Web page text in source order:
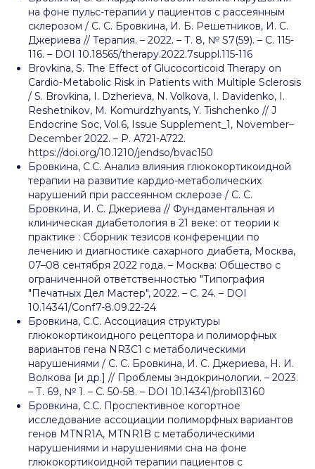
на фоне пульс-терапии у пациентов с рассеянным
склерозом / С. С. Бровкина, И. Б. Решетников, И. С.
Джериева // Терапия. – 2022. – Т. 8, № S7(59). – С. 115-
116. – DOI 10.18565/therapy.2022.7suppl.115-116
Brovkina, S. The Effect of Glucocorticoid Therapy on
Cardio-Metabolic Risk in Patients with Multiple Sclerosis
/ S. Brovkina, I. Dzherieva, N. Volkova, I. Davidenko, I.
Reshetnikov, M. Komurdzhyants, Y. Tishchenko // J
Endocrine Soc, Vol.6, Issue Supplement_1, November–
December 2022. – P. A721-A722.
https://doi.org/10.1210/jendso/bvac150
Бровкина, С.С. Анализ влияния глюкокортикоидной
терапии на развитие кардио-метаболических
нарушений при рассеянном склерозе / С. С.
Бровкина, И. С. Джериева // Фундаментальная и
клиническая диабетология в 21 веке: от теории к
практике : Сборник тезисов конференции по
лечению и диагностике сахарного диабета, Москва,
07–08 сентября 2022 года. – Москва: Общество с
ограниченной ответственностью "Типография
"Печатных Дел Мастер", 2022. – С. 24. – DOI
10.14341/Conf7-8.09.22-24
Бровкина, С.С. Ассоциация структуры
глюкокортикоидного рецептора и полиморфных
вариантов гена NR3C1 с метаболическими
нарушениями / С. С. Бровкина, И. С. Джериева, Н. И.
Волкова [и др.] // Проблемы эндокринологии. – 2023.
– Т. 69, № 1. – С. 50-58. – DOI 10.14341/probl13160
Бровкина, С.С. Проспективное когортное
исследование ассоциации полиморфных вариантов
генов MTNR1A, MTNR1B с метаболическими
нарушениями и нарушениями сна на фоне
глюкокортикоидной терапии пациентов с